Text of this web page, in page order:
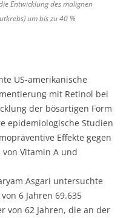
Entwicklung des malignen
um bis zu 40 %
US-amerikanische
mit Retinol bei
der bösartigen Form
epidemiologische Studien
Effekte gegen
Vitamin A und
Asgari untersuchte
6 Jahren 69.635
von 62 Jahren, die an der